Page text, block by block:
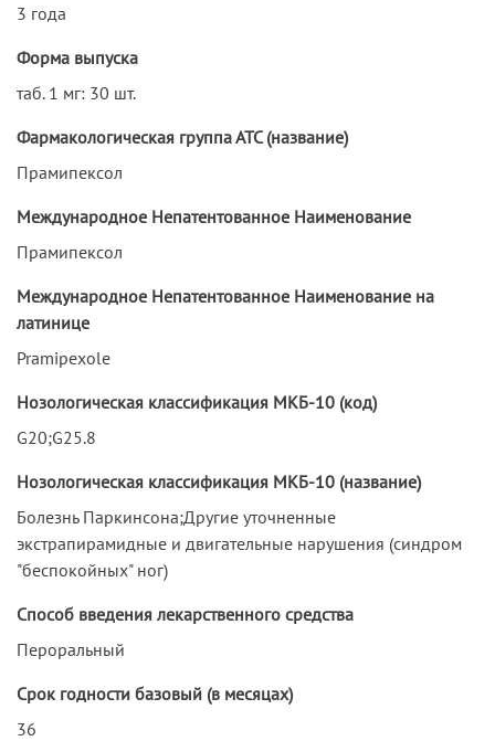
3 года
Форма выпуска
таб. 1 мг: 30 шт.
Фармакологическая группа АТС (название)
Прамипексол
Международное Непатентованное Наименование
Прамипексол
Международное Непатентованное Наименование на
латинице
Pramipexole
Нозологическая классификация МКБ-10 (код)
G20;G25.8
Нозологическая классификация МКБ-10 (название)
Болезнь Паркинсона;Другие уточненные
экстрапирамидные и двигательные нарушения (синдром
"беспокойных" ног)
Способ введения лекарственного средства
Пероральный
Срок годности базовый (в месяцах)
36